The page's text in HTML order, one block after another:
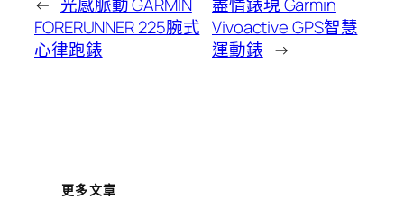
FORERUNNER 225腕式
心律跑錶
Vivoactive GPS智慧
運動錶 →
更多文章